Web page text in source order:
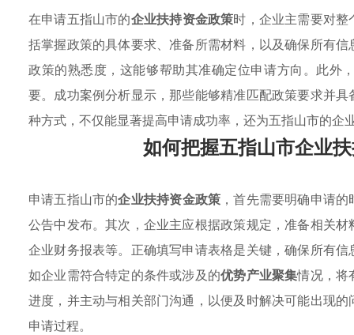
在申请五指山市的企业扶持资金政策时，企业主需要对
括掌握政策的具体要求、准备所需材料，以及确保所有
政策的熟悉度，这能够帮助其准确定位申请方向。此外
要。成功案例分析显示，那些能够精准匹配政策要求并
种方式，不仅能显著提高申请成功率，还为五指山市的企
如何把握五指山市企业
申请五指山市的企业扶持资金政策 ，首先需要明确申请
公告中发布。其次，企业主应根据政策规定，准备相关
企业财务报表等。正确填写申请表格是关键，确保所有
如企业需符合特定的条件或涉及的优势产业聚集情况，将
进度，并主动与相关部门沟通，以便及时解决可能出现
申请过程。